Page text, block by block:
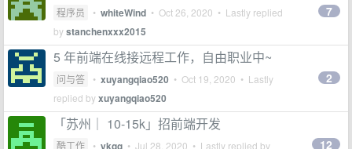
程序员 • whiteWind • Oct 26, 2020 • Lastly replied
bystanchenxxx2015
7
5 年前端在线接远程工作，自由职业中~
问与答 • xuyangqiao520 • Oct 19, 2020 • Lastly
replied byxuyangqiao520
2
「苏州｜ 10-15k」招前端开发
酷工作 • ykgg • Jul 28, 2020 • Lastly replied by 12